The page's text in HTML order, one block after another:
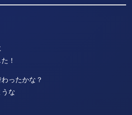
！
ったかな？
な